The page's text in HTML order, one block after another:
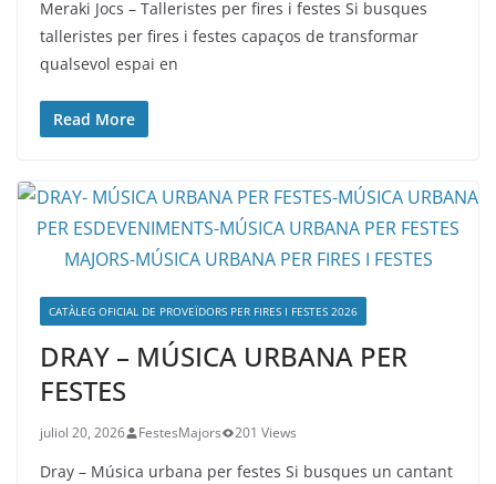
Meraki Jocs – Talleristes per fires i festes Si busques
talleristes per fires i festes capaços de transformar
qualsevol espai en
Read More
CATÀLEG OFICIAL DE PROVEÏDORS PER FIRES I FESTES 2026
DRAY – MÚSICA URBANA PER
FESTES
juliol 20, 2026 FestesMajors 201 Views
Dray – Música urbana per festes Si busques un cantant